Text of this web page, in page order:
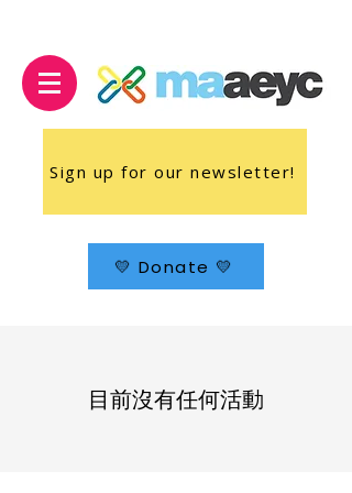
Sign up for our newsletter!
💛 Donate 💛
目前沒有任何活動